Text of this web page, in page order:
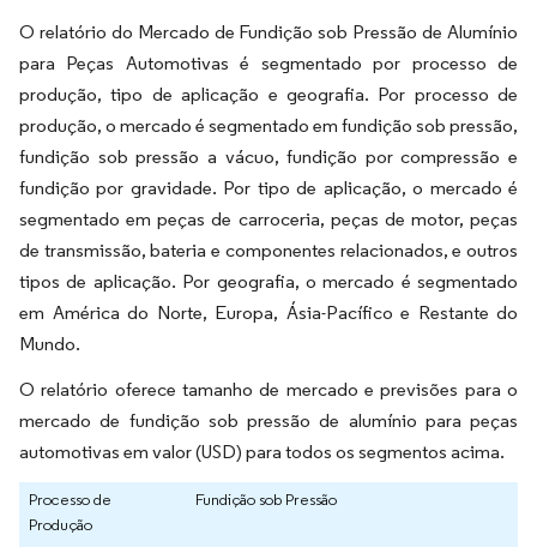
O relatório do Mercado de Fundição sob Pressão de Alumínio
para Peças Automotivas é segmentado por processo de
produção, tipo de aplicação e geografia. Por processo de
produção, o mercado é segmentado em fundição sob pressão,
fundição sob pressão a vácuo, fundição por compressão e
fundição por gravidade. Por tipo de aplicação, o mercado é
segmentado em peças de carroceria, peças de motor, peças
de transmissão, bateria e componentes relacionados, e outros
tipos de aplicação. Por geografia, o mercado é segmentado
em América do Norte, Europa, Ásia-Pacífico e Restante do
Mundo.
O relatório oferece tamanho de mercado e previsões para o
mercado de fundição sob pressão de alumínio para peças
automotivas em valor (USD) para todos os segmentos acima.
Processo de
Produção
Fundição sob Pressão